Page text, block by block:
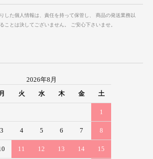
した個人情報は、責任を持って保管し、 商品の発送業務以
ことは決してございません。 ご安心下さいませ。
2026年8月
月 火 水 木 金 土
1
3 4 5 6 7 8
11 12 13 14 15